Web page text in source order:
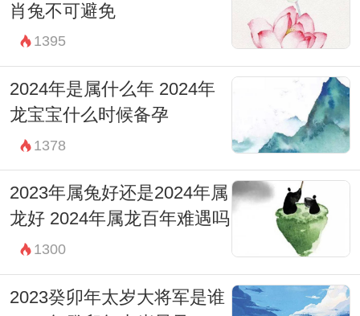
肖兔不可避免
1395
2024年是属什么年 2024年
龙宝宝什么时候备孕
1378
2023年属兔好还是2024年属
龙好 2024年属龙百年难遇吗
1300
2023癸卯年太岁大将军是谁